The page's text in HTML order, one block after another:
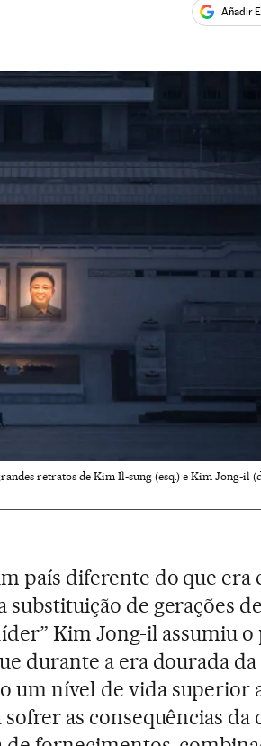
Añadir
retratos de Kim Il-sung (esq.) e Kim Jong-il
país diferente do que era
de gerações
Kim Jong-il assumiu o
durante a era dourada
um nível de vida superior
as consequências da